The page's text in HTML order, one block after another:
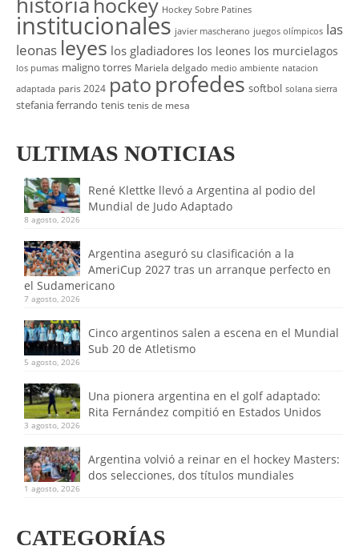
Hockey Sobre Patines
institucionales javier mascherano juegos olímpicos las
leonas leyes los gladiadores los leones los murcielagos
los pumas maligno torres Mariela delgado medio ambiente natacion
adaptada paris 2024 pato profedes softbol solana sierra
stefania ferrando tenis tenis de mesa
ULTIMAS NOTICIAS
René Klettke llevó a Argentina al podio del
Mundial de Judo Adaptado
8 agosto, 2026
Argentina aseguró su clasificación a la
AmeriCup 2027 tras un arranque perfecto en
el Sudamericano
7 agosto, 2026
Cinco argentinos salen a escena en el Mundial
Sub 20 de Atletismo
5 agosto, 2026
Una pionera argentina en el golf adaptado:
Rita Fernández compitió en Estados Unidos
3 agosto, 2026
Argentina volvió a reinar en el hockey Masters:
dos selecciones, dos títulos mundiales
1 agosto, 2026
CATEGORÍAS